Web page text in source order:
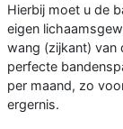
Hierbij moet u de
eigen
wang (zijkant) van
perfecte
per maand, zo
ergernis.